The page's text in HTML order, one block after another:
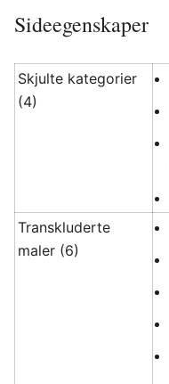
Sideegenskaper
Skjulte kategorier
(4)
Transkluderte
maler (6)